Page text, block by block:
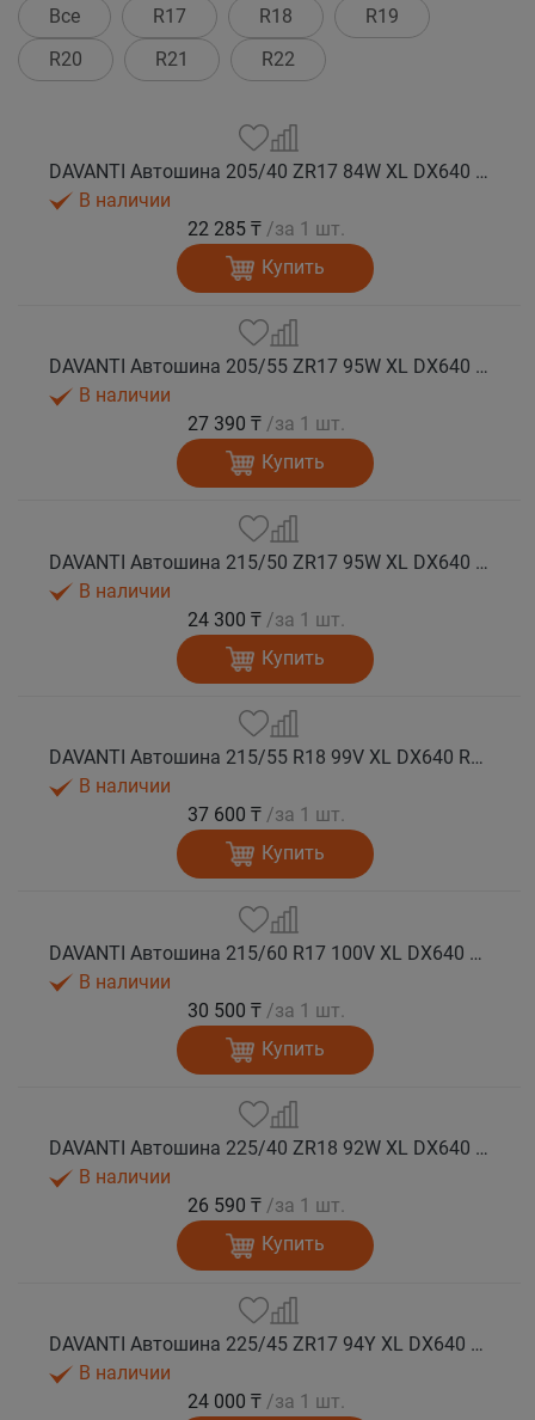
Все R17 R18
R19
R20
R21 R22
DAVANTI Автошина 205/40 ZR17 84W XL DX640 RPR лето
В наличии
22 285 ₸ /за 1 шт.
Купить
DAVANTI Автошина 205/55 ZR17 95W XL DX640 RPR лето (Таиланд)
В наличии
27 390 ₸ /за 1 шт.
Купить
DAVANTI Автошина 215/50 ZR17 95W XL DX640 RPR лето
В наличии
24 300 ₸ /за 1 шт.
Купить
DAVANTI Автошина 215/55 R18 99V XL DX640 RPR лето (Таиланд)
В наличии
37 600 ₸ /за 1 шт.
Купить
DAVANTI Автошина 215/60 R17 100V XL DX640 лето
В наличии
30 500 ₸ /за 1 шт.
Купить
DAVANTI Автошина 225/40 ZR18 92W XL DX640 RPR лето
В наличии
26 590 ₸ /за 1 шт.
Купить
DAVANTI Автошина 225/45 ZR17 94Y XL DX640 RPR лето
В наличии
24 000 ₸ /за 1 шт.